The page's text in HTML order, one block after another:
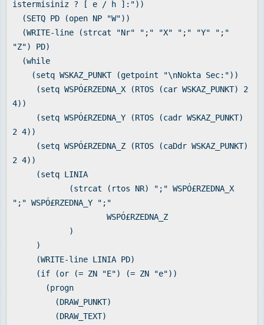
istermisiniz ? [ e / h ]:"))
(SETQ PD (open NP "W"))
(WRITE-line (strcat "Nr" ";" "X" ";" "Y" ";"
"Z") PD)
(while
(setq WSKAZ_PUNKT (getpoint "\nNokta Sec:"))
(setq WSPÓ£RZEDNA_X (RTOS (car WSKAZ_PUNKT) 2
4))
(setq WSPÓ£RZEDNA_Y (RTOS (cadr WSKAZ_PUNKT)
2 4))
(setq WSPÓ£RZEDNA_Z (RTOS (caDdr WSKAZ_PUNKT)
2 4))
(setq LINIA
(strcat (rtos NR) ";" WSPÓ£RZEDNA_X
";" WSPÓ£RZEDNA_Y ";"
WSPÓ£RZEDNA_Z
)
)
(WRITE-line LINIA PD)
(if (or (= ZN "E") (= ZN "e"))
(progn
(DRAW_PUNKT)
(DRAW_TEXT)